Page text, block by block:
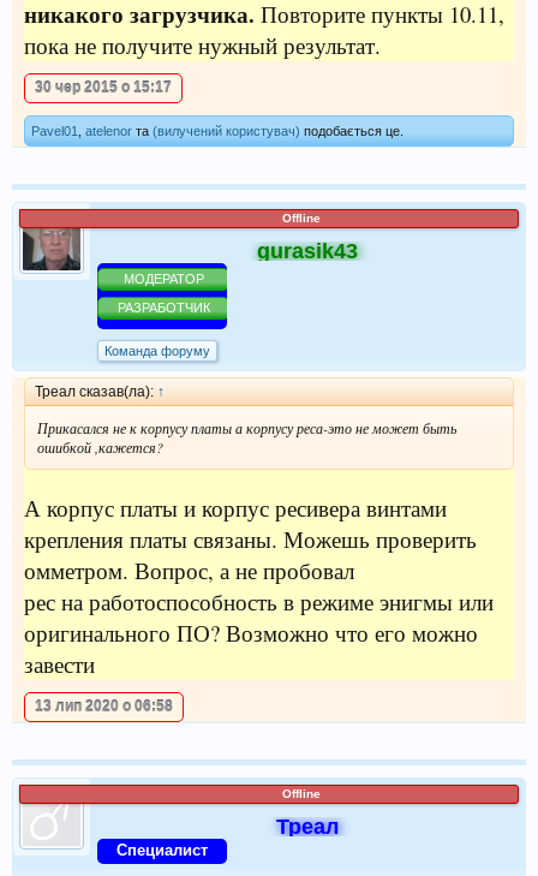
никакого загрузчика. Повторите пункты 10.11,
пока не получите нужный результат.
30 чер 2015 о 15:17
Pavel01 atelenor та (вилучений користувач) подобається це.
Offline
gurasik43
МОДЕРАТОР
РАЗРАБОТЧИК
Команда форуму
Треал сказав(ла):↑
Прикасался не к корпусу платы а корпусу реса-это не может быть
ошибкой ,кажется?
А корпус платы и корпус ресивера винтами
крепления платы связаны. Можешь проверить
омметром. Вопрос, а не пробовал
рес на работоспособность в режиме энигмы или
оригинального ПО? Возможно что его можно
завести
13 лип 2020 о 06:58
Offline
Треал
Специалист